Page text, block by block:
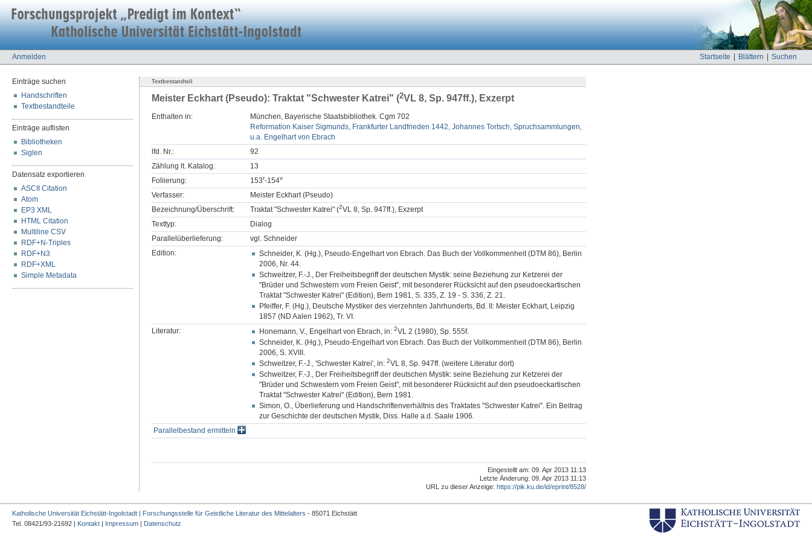
Startseite Blättern Suchen
Anmelden
Einträge suchen
Handschriften
Textbestandteile
Einträge auflisten
Bibliotheken
Siglen
Datensatz exportieren
ASCII Citation
Atom
EP3 XML
HTML Citation
Multiline CSV
RDF+N-Triples
RDF+N3
RDF+XML
Simple Metadata
Textbestandteil
Meister Eckhart (Pseudo): Traktat "Schwester Katrei" (2VL 8, Sp. 947ff.), Exzerpt
Enthalten in:
München, Bayerische Staatsbibliothek. Cgm 702
Reformation Kaiser Sigmunds, Frankfurter Landfrieden 1442, Johannes Tortsch, Spruchsammlungen,
u.a. Engelhart von Ebrach
lfd. Nr.:
92
Zählung lt. Katalog:
13
Foliierung:
153r-154v
Verfasser:
Meister Eckhart (Pseudo)
Bezeichnung/Überschrift:
Traktat "Schwester Katrei" (2VL 8, Sp. 947ff.), Exzerpt
Texttyp:
Dialog
Parallelüberlieferung:
vgl. Schneider
Edition:
Schneider, K. (Hg.), Pseudo-Engelhart von Ebrach. Das Buch der Vollkommenheit (DTM 86), Berlin
2006, Nr. 44.
Schweitzer, F.-J., Der Freiheitsbegriff der deutschen Mystik: seine Beziehung zur Ketzerei der
"Brüder und Schwestern vom Freien Geist", mit besonderer Rücksicht auf den pseudoeckartischen
Traktat "Schwester Katrei" (Edition), Bern 1981, S. 335, Z. 19 - S. 336, Z. 21.
Pfeiffer, F. (Hg.), Deutsche Mystiker des vierzehnten Jahrhunderts, Bd. II: Meister Eckhart, Leipzig
1857 (ND Aalen 1962), Tr. VI.
Literatur:
Honemann, V., Engelhart von Ebrach, in: 2VL 2 (1980), Sp. 555f.
Schneider, K. (Hg.), Pseudo-Engelhart von Ebrach. Das Buch der Vollkommenheit (DTM 86), Berlin
2006, S. XVIII.
Schweitzer, F.-J., 'Schwester Katrei', in: 2VL 8, Sp. 947ff. (weitere Literatur dort)
Schweitzer, F.-J., Der Freiheitsbegriff der deutschen Mystik: seine Beziehung zur Ketzerei der
"Brüder und Schwestern vom Freien Geist", mit besonderer Rücksicht auf den pseudoeckartischen
Traktat "Schwester Katrei" (Edition), Bern 1981.
Simon, O., Überlieferung und Handschriftenverhältnis des Traktates "Schwester Katrei". Ein Beitrag
zur Geschichte der deutschen Mystik, Diss. Halle a.d. Saale 1906.
Parallelbestand ermitteln
Eingestellt am: 09. Apr 2013 11:13
Letzte Änderung: 09. Apr 2013 11:13
URL zu dieser Anzeige: https://pik.ku.de/id/eprint/8528/
Katholische Universität Eichstätt-Ingolstadt | Forschungsstelle für Geistliche Literatur des Mittelalters - 85071 Eichstätt
Tel. 08421/93-21692 | Kontakt | Impressum | Datenschutz